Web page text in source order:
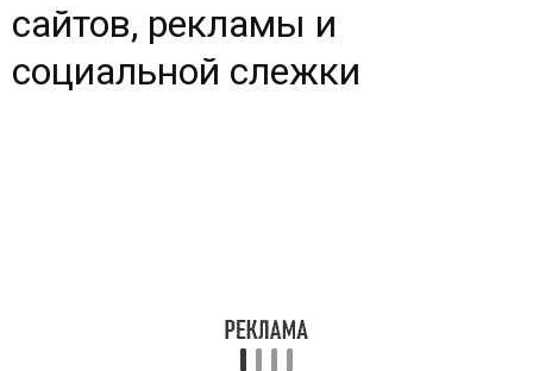
сайтов, рекламы и
социальной слежки